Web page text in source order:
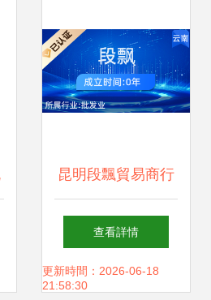
昆明段飄貿易商行
廚具衛具及日用雜
品的品質之選
查看詳情
更新時間：2026-06-18
21:58:30